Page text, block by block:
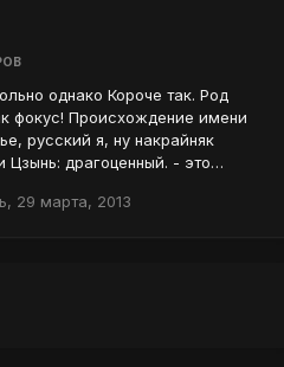
попробовал связаться с
что в бане такой
Короче так. Род
имени
русский я, ну накрайняк
быть, может быть... не
- вранье,
, 29 марта, 2013